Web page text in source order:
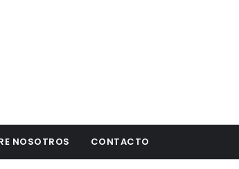
NOSOTROS CONTACTO